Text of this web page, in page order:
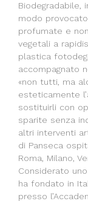
Biodegradabile,
modo
profumate e
vegetali a
plastica
accompagnato
«non tutti, ma
esteticamente
sostituirli con
sparite senza
altri interventi
di Panseca
Roma, Milano,
Considerato
ha fondato in
presso